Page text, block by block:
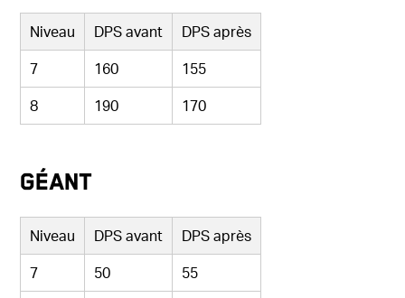
Niveau DPS avant
DPS après
7
160
155
8
190 170
Géant
Niveau DPS avant
DPS après
7
50
55